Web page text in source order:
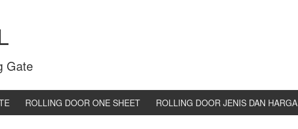
Gate
ROLLING DOOR ONE SHEET ROLLING DOOR JENIS DAN HARGA